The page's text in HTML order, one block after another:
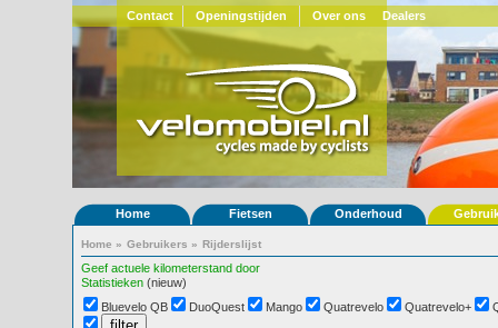
Contact Openingstijden Over ons Dealers
Home Fietsen Onderhoud
Home » Gebruikers » Rijderslijst
Geef actuele kilometerstand door
Statistieken (nieuw)
Bluevelo QB
DuoQuest Mango Quatrevelo Quatrevelo+